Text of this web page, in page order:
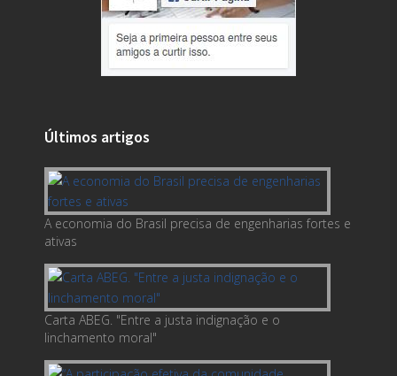
Últimos artigos
A economia do Brasil precisa de engenharias fortes e
ativas
Carta ABEG. "Entre a justa indignação e o
linchamento moral"